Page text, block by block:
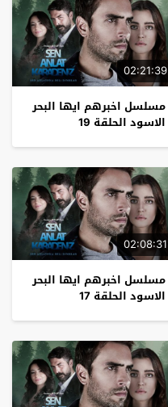
02:21:39
مسلسل اخبرهم ايها البحر
الاسود الحلقة 19
02:08:31
مسلسل اخبرهم ايها البحر
الاسود الحلقة 17